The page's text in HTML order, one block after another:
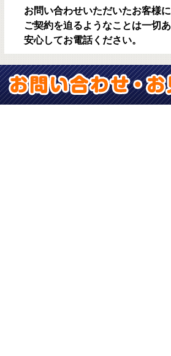
お問い合わせいただいたお客様
ご契約を迫るようなことは一切
安心してお電話ください。